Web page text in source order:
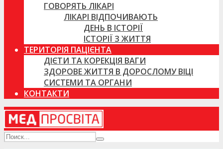
ГОВОРЯТЬ ЛІКАРІ
ЛІКАРІ ВІДПОЧИВАЮТЬ
ДЕНЬ В ІСТОРІЇ
ІСТОРІЇ З ЖИТТЯ
ТЕРИТОРІЯ ПАЦІЄНТА
ДІЄТИ ТА КОРЕКЦІЯ ВАГИ
ЗДОРОВЕ ЖИТТЯ В ДОРОСЛОМУ ВІЦІ
СИСТЕМИ ТА ОРГАНИ
КОНТАКТИ